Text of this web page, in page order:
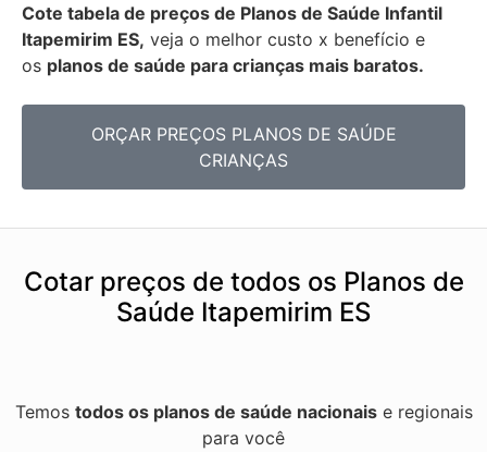
Cote tabela de preços de Planos de Saúde Infantil
Itapemirim ES, veja o melhor custo x benefício e
os planos de saúde para crianças mais baratos.
ORÇAR PREÇOS PLANOS DE SAÚDE
CRIANÇAS
Cotar preços de todos os Planos de
Saúde Itapemirim ES
Temos todos os planos de saúde nacionaise regionais
para você